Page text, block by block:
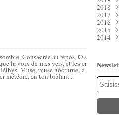
Consacrée au repos. Ô s
la voix de mes vers, et les cr
Muse, muse nocturne, a
météore, en ton brûlant...
Juin
Mai
Avril
Mars
Juillet
Juin
Mai
Avril
Mars
Août
Juillet
Juin
Mai
Avril
Août
Juillet
Juin
Mai
Août
Juillet
Juin
Août
Juillet
Août
2018
Mai
2017
Juin
Mai
2016
Juin
Mai
2015
Juin
Mai
2014
Juin
Mai